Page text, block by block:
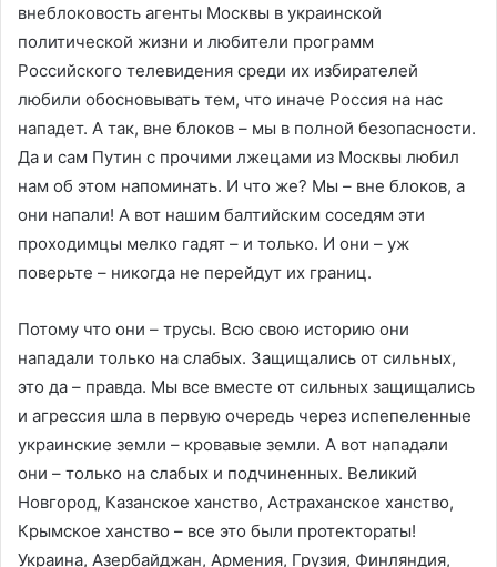
внеблоковость агенты Москвы в украинской
политической жизни и любители программ
Российского телевидения среди их избирателей
любили обосновывать тем, что иначе Россия на нас
нападет. А так, вне блоков – мы в полной безопасности.
Да и сам Путин с прочими лжецами из Москвы любил
нам об этом напоминать. И что же? Мы – вне блоков, а
они напали! А вот нашим балтийским соседям эти
проходимцы мелко гадят – и только. И они – уж
поверьте – никогда не перейдут их границ.
Потому что они – трусы. Всю свою историю они
нападали только на слабых. Защищались от сильных,
это да – правда. Мы все вместе от сильных защищались
и агрессия шла в первую очередь через испепеленные
украинские земли – кровавые земли. А вот нападали
они – только на слабых и подчиненных. Великий
Новгород, Казанское ханство, Астраханское ханство,
Крымское ханство – все это были протектораты!
Украина, Азербайджан, Армения, Грузия, Финляндия,